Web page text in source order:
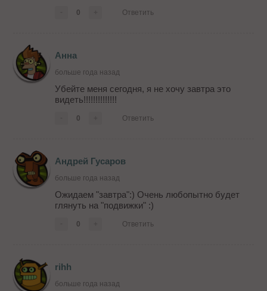
0 Ответить
Анна
больше года назад
Убейте меня сегодня, я не хочу завтра это
видеть!!!!!!!!!!!!!!
0 Ответить
Андрей Гусаров
больше года назад
Ожидаем "завтра":) Очень любопытно будет
глянуть на "подвижки" :)
0 Ответить
rihh
больше года назад